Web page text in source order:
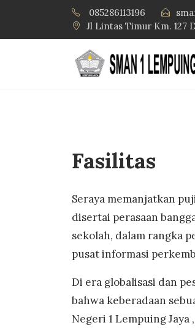
085286113196
Jl Lintas Timur Km. 127
Fasilitas
Seraya memanjatkan
disertai perasaan
sekolah, dalam rangka
pusat informasi
Di era globalisasi dan
bahwa keberadaan
Negeri 1 Lempuing